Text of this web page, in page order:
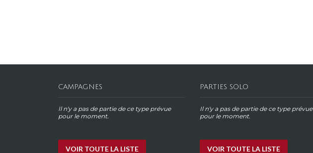
CAMPAGNES
Il n'y a pas de partie de ce type prévue
pour le moment.
VOIR TOUTE LA LISTE
PARTIES SOLO
Il n'y a pas de partie de ce type prévue
pour le moment.
VOIR TOUTE LA LISTE